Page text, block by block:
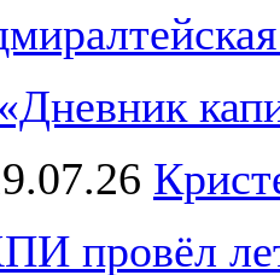
«Дневник
провёл